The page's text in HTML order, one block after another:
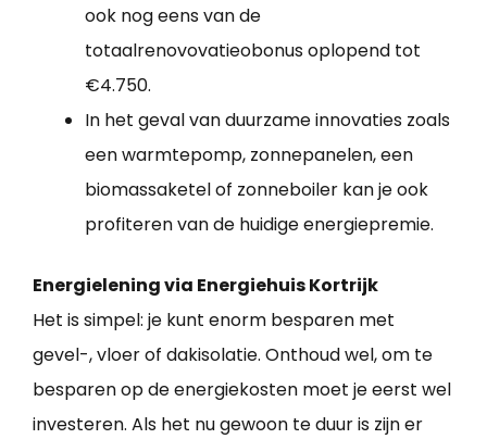
ook nog eens van de
totaalrenovovatieobonus oplopend tot
€4.750.
In het geval van duurzame innovaties zoals
een warmtepomp, zonnepanelen, een
biomassaketel of zonneboiler kan je ook
profiteren van de huidige energiepremie.
Energielening via Energiehuis Kortrijk
Het is simpel: je kunt enorm besparen met
gevel-, vloer of dakisolatie. Onthoud wel, om te
besparen op de energiekosten moet je eerst wel
investeren. Als het nu gewoon te duur is zijn er